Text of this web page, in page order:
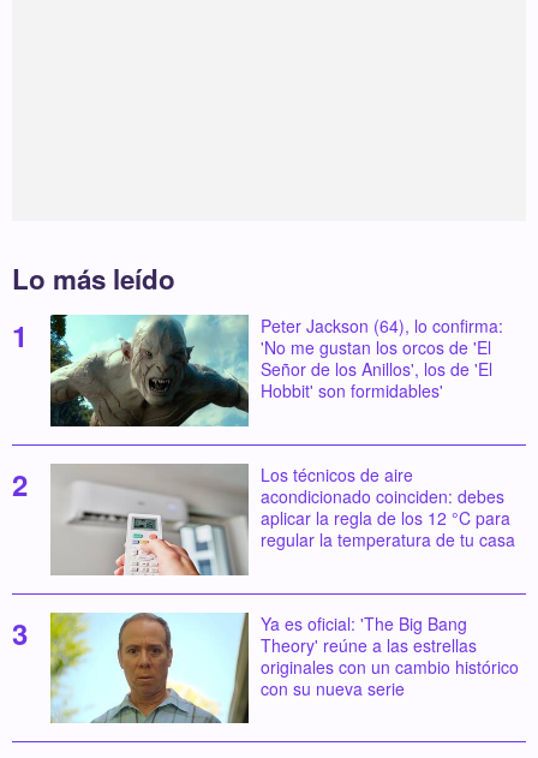
Lo más leído
Peter Jackson (64), lo confirma:
'No me gustan los orcos de 'El
Señor de los Anillos', los de 'El
Hobbit' son formidables'
Los técnicos de aire
acondicionado coinciden: debes
aplicar la regla de los 12 °C para
regular la temperatura de tu casa
Ya es oficial: 'The Big Bang
Theory' reúne a las estrellas
originales con un cambio histórico
con su nueva serie